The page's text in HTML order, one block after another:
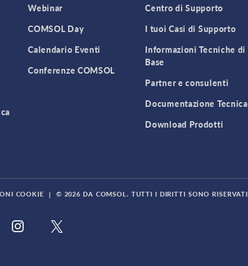
Webinar
COMSOL Day
Calendario Eventi
Conferenze COMSOL
Centro di Supporto
I tuoi Casi di Supporto
Informazioni Tecniche di
Base
Partner e consulenti
Documentazione Tecnica
Download Prodotti
COOKIE | © 2026 DA COMSOL. TUTTI I DIRITTI SONO RISERVATI